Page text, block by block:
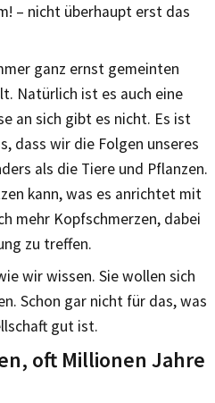
– nicht überhaupt erst das
ganz ernst gemeinten
Natürlich ist es auch eine
an sich gibt es nicht. Es ist
dass wir die Folgen unseres
als die Tiere und Pflanzen.
kann, was es anrichtet mit
mehr Kopfschmerzen, dabei
zu treffen.
wir wissen. Sie wollen sich
Schon gar nicht für das, was
gut ist.
oft Millionen Jahre